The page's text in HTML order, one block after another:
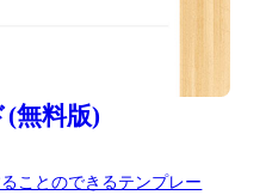
無料版)
ことのできるテンプレー